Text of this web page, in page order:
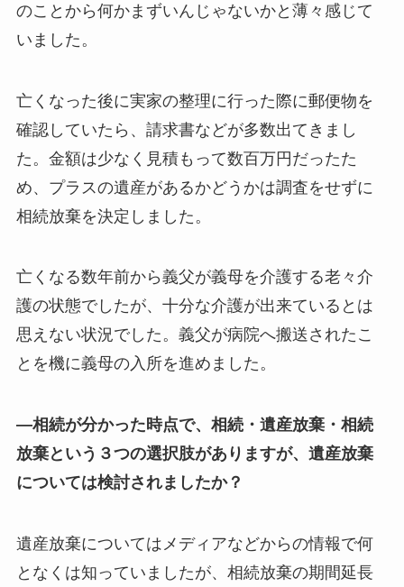
のことから何かまずいんじゃないかと薄々感じて
いました。
亡くなった後に実家の整理に行った際に郵便物を
確認していたら、請求書などが多数出てきまし
た。金額は少なく見積もって数百万円だったた
め、プラスの遺産があるかどうかは調査をせずに
相続放棄を決定しました。
亡くなる数年前から義父が義母を介護する老々介
護の状態でしたが、十分な介護が出来ているとは
思えない状況でした。義父が病院へ搬送されたこ
とを機に義母の入所を進めました。
―相続が分かった時点で、相続・遺産放棄・相続
放棄という３つの選択肢がありますが、遺産放棄
については検討されましたか？
遺産放棄についてはメディアなどからの情報で何
となくは知っていましたが、相続放棄の期間延長